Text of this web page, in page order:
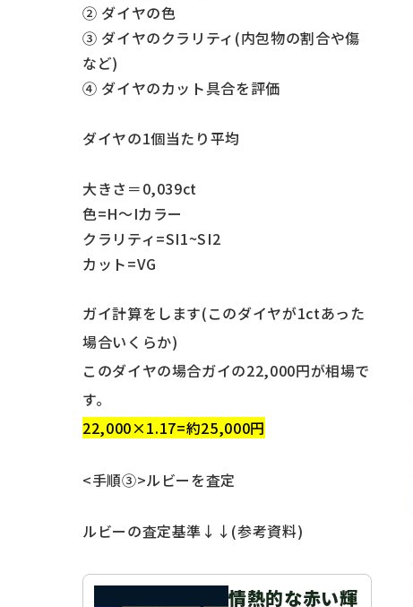
② ダイヤの色
③ ダイヤのクラリティ(内包物の割合や傷
など)
④ ダイヤのカット具合を評価
ダイヤの1個当たり平均
大きさ＝0,039ct
色=H～Iカラー
クラリティ=SI1~SI2
カット=VG
ガイ計算をします(このダイヤが1ctあった
場合いくらか)
このダイヤの場合ガイの22,000円が相場で
す。
22,000×1.17=約25,000円
<手順③>ルビーを査定
ルビーの査定基準↓↓(参考資料)
情熱的な赤い輝